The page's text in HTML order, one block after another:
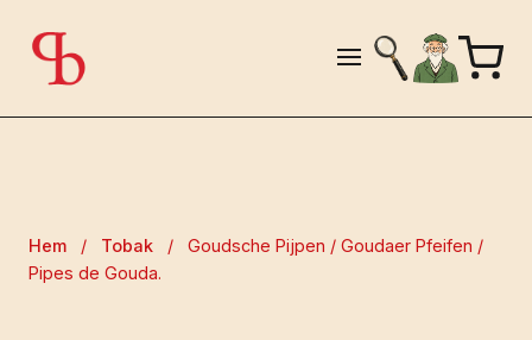
Hem / Tobak /
Goudsche Pijpen / Goudaer Pfeifen /
Pipes de Gouda.